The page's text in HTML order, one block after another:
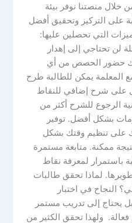
خلال منصتنا نوفر بيئة
على التركيز وتحقيق أفضل
التي تحصلين عليها:
لن تحتاجي إلى إهدار
حضور الحصص من أي
المعلمة يمكن للطالبة طرح
على شرح إضافي للنقاط
الرجوع للشرح أكثر من
بشكل أفضل. توفير
تنظيم وقتك بشكل
ممكنة. متابعة مستمرة
باستمرار لمعرفة نقاط
لماذا تحقق طالبات
النجاح في اختبار
يحتاج إلى تدريب مستمر
ولهذا تحقق الكثير من